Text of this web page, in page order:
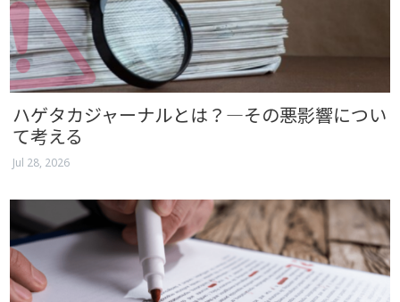
ハゲタカジャーナルとは？―その悪影響につい
て考える
Jul 28, 2026